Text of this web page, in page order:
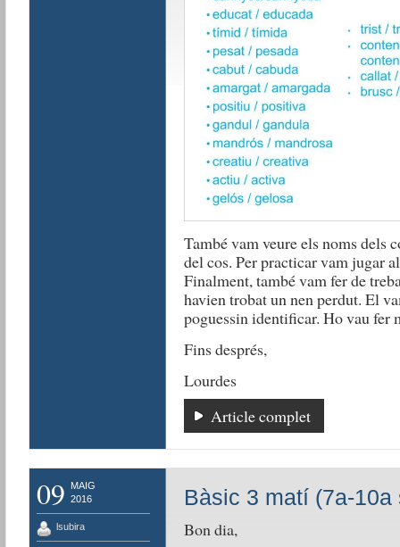
També vam veure els noms dels
del cos. Per practicar vam jugar
Finalment, també vam fer de
havien trobat un nen perdut. El
poguessin identificar. Ho vau fer
Fins després,
Lourdes
Article complet
09
MAIG
2016
lsubira
Bàsic 3 matí (7a-10a
Bon dia,